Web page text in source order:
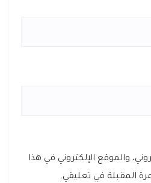
والموقع الإلكتروني في هذا
المقبلة في تعليقي.